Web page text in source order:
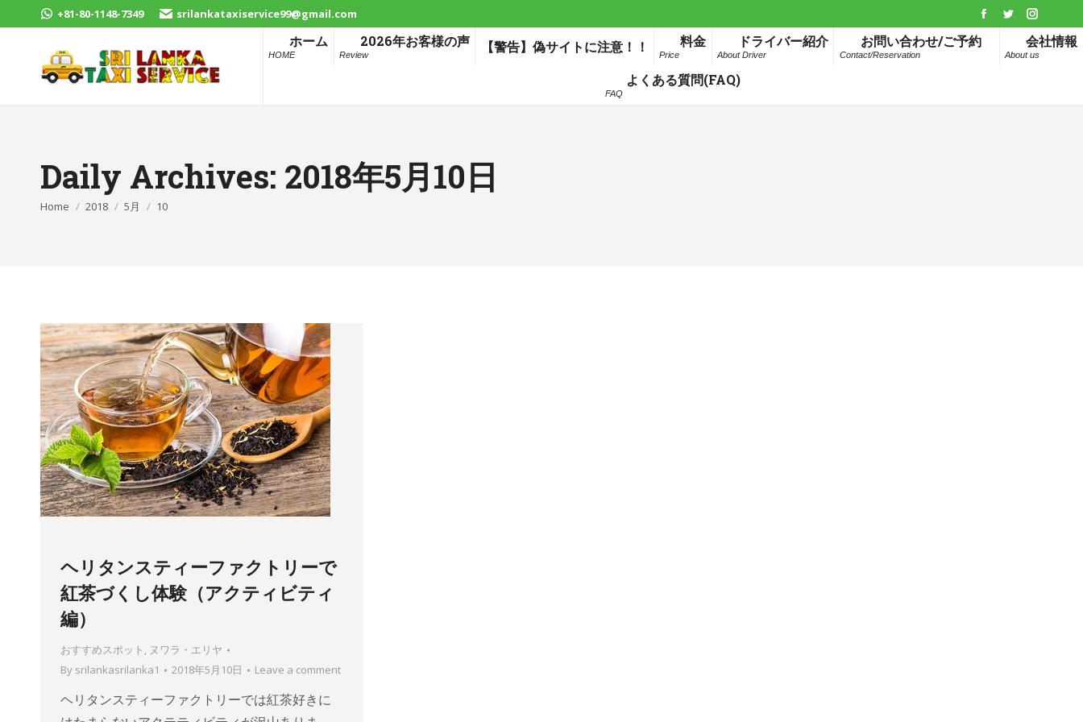
+81-80-1148-7349 srilankataxiservice99@gmail.com
Facebook
Twitter
pagepage
ホーム
HOME
2026年お客様の声
Review 【警告】偽サイトに注意！！ 料金
Price
ドライバー紹介
About Driver
お問い合わせ/ご予約
Contact/Reservation
会社情報
About us
よくある質問(FAQ)
FAQ
Daily Archives: 2018年5月10日
You are here:
Home 2018 5月 10
ヘリタンスティーファクトリーで
紅茶づくし体験（アクティビティ
編）
おすすめスポット , ヌワラ・エリヤ
By srilankasrilanka1 2018年5月10日 Leave a comment
ヘリタンスティーファクトリーでは紅茶好きに